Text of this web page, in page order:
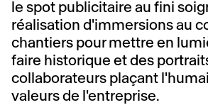
le spot publicitaire au fini
réalisation d'immersions au
chantiers pour mettre en
faire historique et des
collaborateurs plaçant
valeurs de l'entreprise.